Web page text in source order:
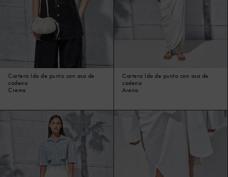
Cartera Ida de punto con asa de
cadena
Crema
Cartera Ida de punto con asa de
cadena
Arena